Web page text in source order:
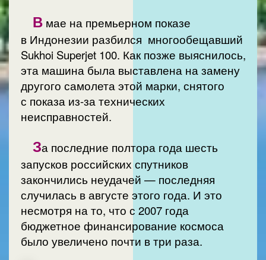
В мае на премьерном показе
в Индонезии разбился многообещавший
Sukhoi Superjet 100. Как позже выяснилось,
эта машина была выставлена на замену
другого самолета этой марки, снятого
с показа из-за технических
неисправностей.
За последние полтора года шесть
запусков российских спутников
закончились неудачей — последняя
случилась в августе этого года. И это
несмотря на то, что с 2007 года
бюджетное финансирование космоса
было увеличено почти в три раза.